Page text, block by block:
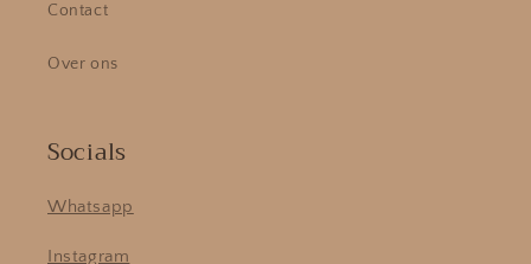
Contact
Over ons
Socials
Whatsapp
Instagram